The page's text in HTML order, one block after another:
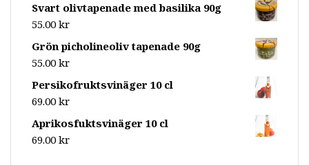
Svart olivtapenade med basilika 90g
55.00 kr
Grön picholineoliv tapenade 90g
55.00 kr
Persikofruktsvinäger 10 cl
69.00 kr
Aprikosfuktsvinäger 10 cl
69.00 kr